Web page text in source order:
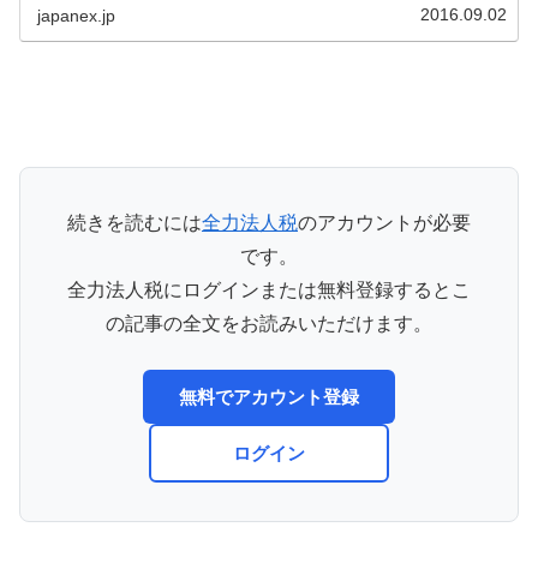
japanex.jp 2016.09.02
続きを読むには全力法人税のアカウントが必要
です。
全力法人税にログインまたは無料登録するとこ
の記事の全文をお読みいただけます。
無料でアカウント登録
ログイン